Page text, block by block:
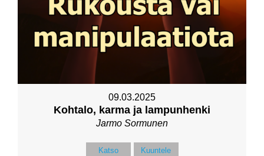
09.03.2025
Kohtalo, karma ja lampunhenki
Jarmo Sormunen
Katso Kuuntele